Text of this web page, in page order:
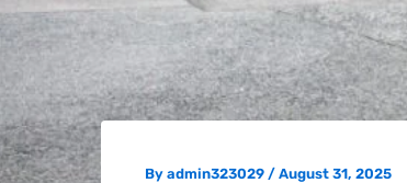
By admin323029 / August 31, 2025